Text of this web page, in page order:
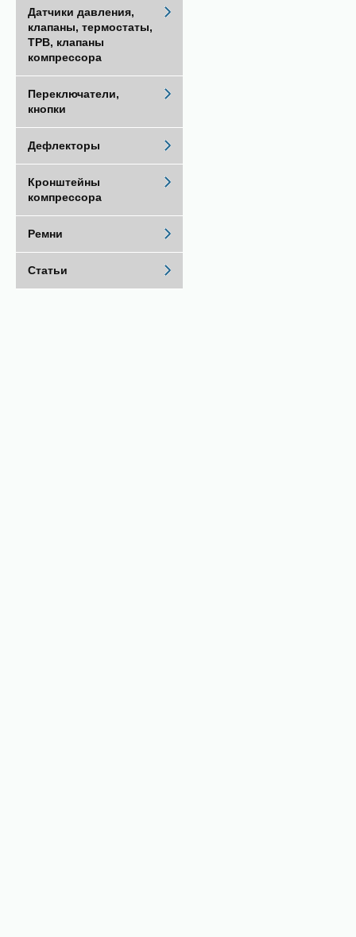
Датчики давления,
клапаны, термостаты,
ТРВ, клапаны
компрессора
Переключатели,
кнопки
Дефлекторы
Кронштейны
компрессора
Ремни
Статьи